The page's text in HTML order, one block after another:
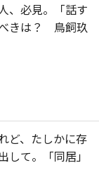
、必見。「話す
きは？ 鳥飼玖
ど、たしかに存
して。「同居」